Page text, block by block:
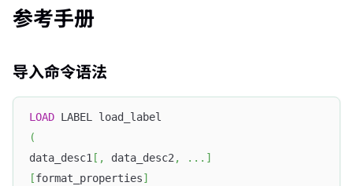
参考手册
导入命令语法
LOAD LABEL load_label
(
data_desc1 [ , data_desc2 , . . . ]
[format_properties]